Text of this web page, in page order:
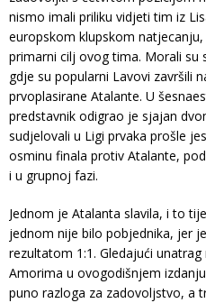
nismo imali priliku vidjeti tim iz
europskom klupskom
primarni cilj ovog tima. Morali su
gdje su popularni Lavovi završili
prvoplasirane Atalante. U
predstavnik odigrao je sjajan
sudjelovali u Ligi prvaka prošle
osminu finala protiv Atalante,
i u grupnoj fazi.
Jednom je Atalanta slavila, i to
jednom nije bilo pobjednika, jer
rezultatom 1:1. Gledajući
Amorima u ovogodišnjem
puno razloga za zadovoljstvo, a